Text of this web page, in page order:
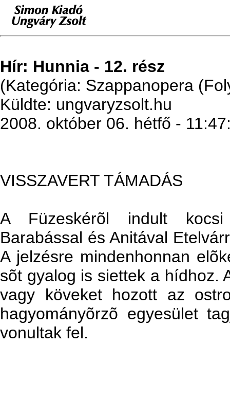
Hír: Hunnia - 12. rész
(Kategória: Szappanopera
Küldte: ungvaryzsolt.hu
2008. október 06. hétfő -
VISSZAVERT TÁMADÁS
A Füzeskérõl indult kocsi
Barabással és Anitával
A jelzésre mindenhonnan
sõt gyalog is siettek a hídhoz.
vagy köveket hozott az
hagyományõrzõ egyesület
vonultak fel.